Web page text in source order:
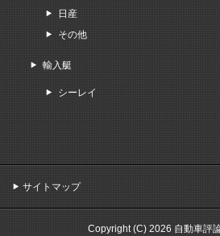
日産
その他
輸入艇
シーレイ
サイトマップ
Copyright (C) 2026 自動車評